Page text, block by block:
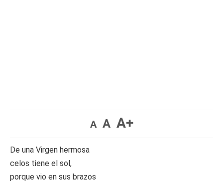
A A A+
De una Virgen hermosa
celos tiene el sol,
porque vio en sus brazos